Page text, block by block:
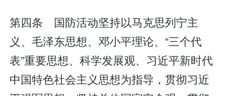
第四条 国防活动坚持以马克思列宁主
义、毛泽东思想、邓小平理论、“三个代
表”重要思想、科学发展观、习近平新时代
中国特色社会主义思想为指导，贯彻习近